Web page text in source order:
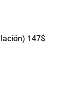
147$